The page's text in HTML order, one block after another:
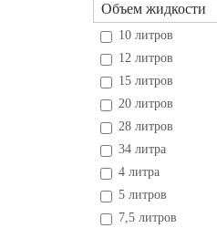
Объем жидкости
10 литров
12 литров
15 литров
20 литров
28 литров
34 литра
4 литра
5 литров
7,5 литров